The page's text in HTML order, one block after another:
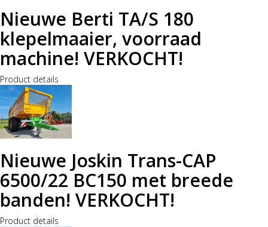
Nieuwe Berti TA/S 180
klepelmaaier, voorraad
machine! VERKOCHT!
Product details
Nieuwe Joskin Trans-CAP
6500/22 BC150 met breede
banden! VERKOCHT!
Product details